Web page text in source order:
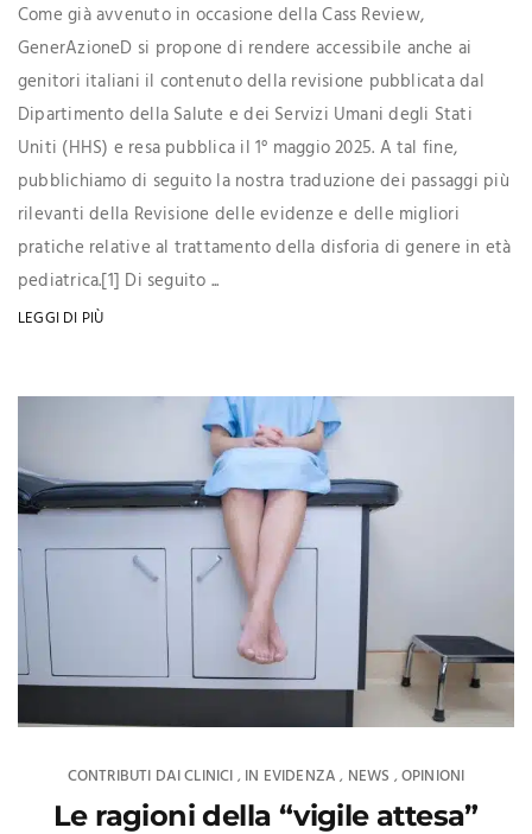
Come già avvenuto in occasione della Cass Review,
GenerAzioneD si propone di rendere accessibile anche ai
genitori italiani il contenuto della revisione pubblicata dal
Dipartimento della Salute e dei Servizi Umani degli Stati
Uniti (HHS) e resa pubblica il 1° maggio 2025. A tal fine,
pubblichiamo di seguito la nostra traduzione dei passaggi più
rilevanti della Revisione delle evidenze e delle migliori
pratiche relative al trattamento della disforia di genere in età
pediatrica.[1] Di seguito ...
LEGGI DI PIÙ
CONTRIBUTI DAI CLINICI , IN EVIDENZA , NEWS ,OPINIONI
Le ragioni della “vigile attesa”